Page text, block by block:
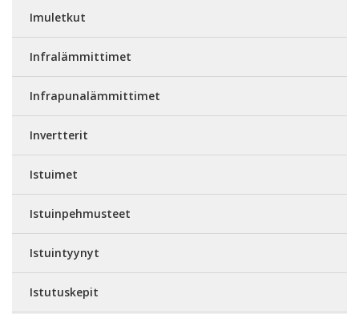
Imuletkut
Infralämmittimet
Infrapunalämmittimet
Invertterit
Istuimet
Istuinpehmusteet
Istuintyynyt
Istutuskepit